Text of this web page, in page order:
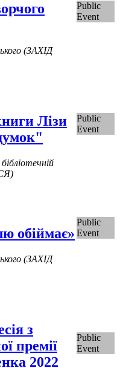
(ЗАХІД
Public
Event
Лізи
Public
Event
обіймає»
(ЗАХІД
Public
Event
з
премії
2022
Public
Event